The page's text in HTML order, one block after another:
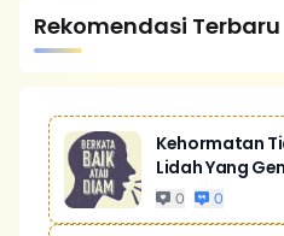
Rekomendasi Terbaru
Kehormatan
Lidah Yang
0 0